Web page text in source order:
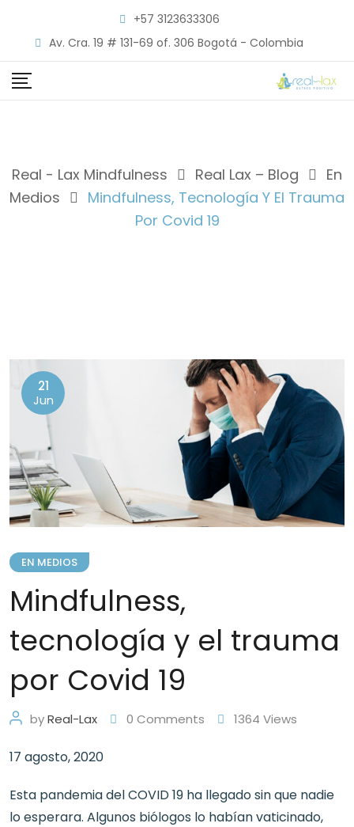
+57 3123633306
Av. Cra. 19 # 131-69 of. 306 Bogotá - Colombia
Real - Lax Mindfulness Real Lax – Blog
En
Medios
Mindfulness, Tecnología Y El Trauma
Por Covid 19
21
Jun
EN MEDIOS
Mindfulness,
tecnología y el trauma
por Covid 19
byReal-Lax 0 Comments 1364 Views
17 agosto, 2020
Esta pandemia del COVID 19 ha llegado sin que nadie
lo esperara. Algunos biólogos lo habían vaticinado,